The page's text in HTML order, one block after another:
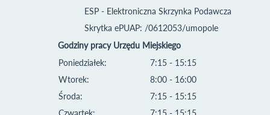
ESP - Elektroniczna Skrzynka Podawcza
Skrytka ePUAP: /0612053/umopole
Godziny pracy Urzędu Miejskiego
Poniedziałek:
Wtorek:
Środa:
Czwartek:
7:15 - 15:15
8:00 - 16:00
7:15 - 15:15
7:15 - 15:15